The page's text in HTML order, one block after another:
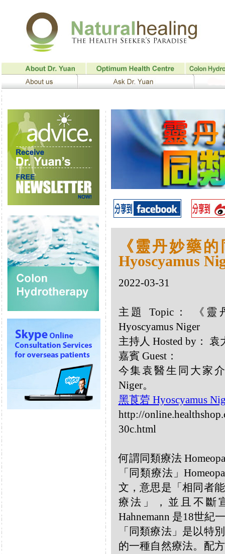
《靈丹妙藥
Hyoscyamus
2022-03-31
主題 Topic： 《靈
Hyoscyamus Niger
主持人 Hosted by：
嘉賓 Guest：
今集袁醫生同大家
Niger。
黑莨菪 Hyoscyamus
http://
30c.html
何謂同類療法
「同類療法」
文，意思是「相同者
療法」，並且不斷
Hahnemann 是18世紀
「同類療法」是以特
的一種自然療法。配